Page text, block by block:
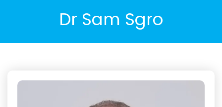
Dr Sam Sgro